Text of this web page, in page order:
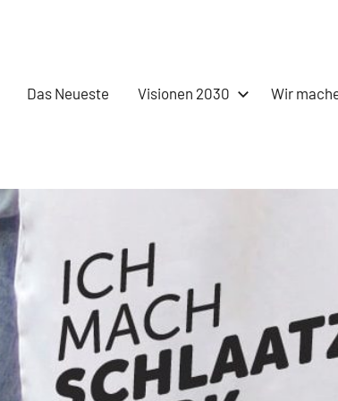
Das Neueste Visionen 2030 Wir